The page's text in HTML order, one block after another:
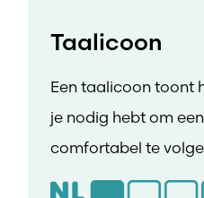
Taalicoon
Een taalicoon toont
je nodig hebt om
comfortabel te